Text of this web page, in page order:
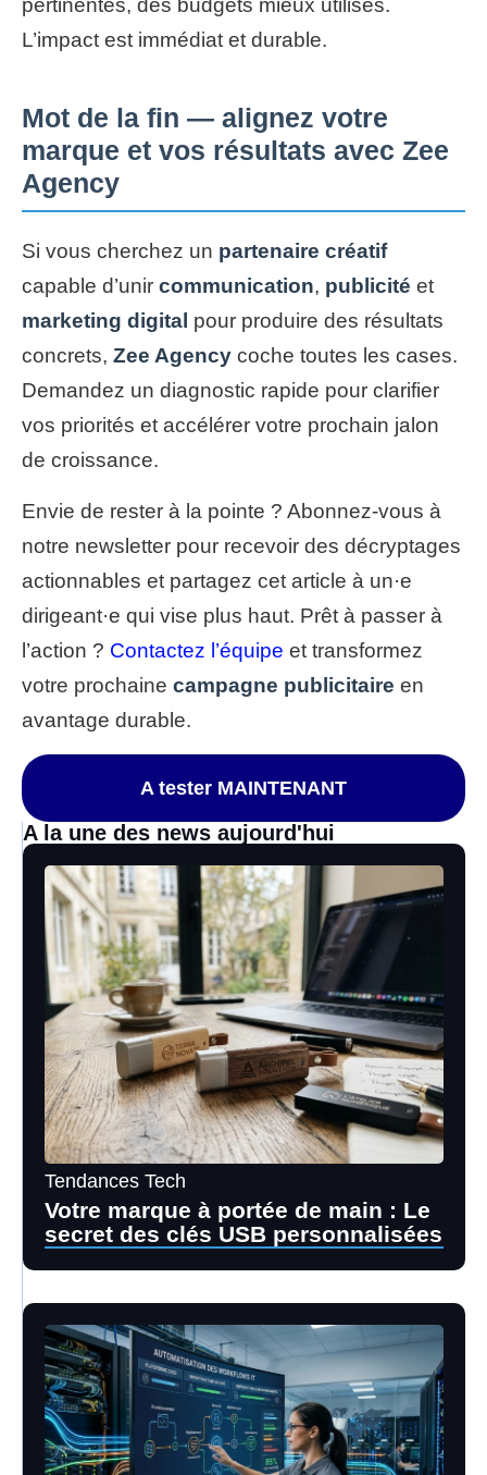
pertinentes, des budgets mieux utilisés.
L’impact est immédiat et durable.
Mot de la fin — alignez votre
marque et vos résultats avec Zee
Agency
Si vous cherchez un partenaire créatif
capable d’unir communication, publicité et
marketing digital pour produire des résultats
concrets, Zee Agency coche toutes les cases.
Demandez un diagnostic rapide pour clarifier
vos priorités et accélérer votre prochain jalon
de croissance.
Envie de rester à la pointe ? Abonnez‑vous à
notre newsletter pour recevoir des décryptages
actionnables et partagez cet article à un·e
dirigeant·e qui vise plus haut. Prêt à passer à
l’action ? Contactez l’équipe et transformez
votre prochaine campagne publicitaire en
avantage durable.
A tester MAINTENANT
A la une des news aujourd'hui
Tendances Tech
Votre marque à portée de main : Le
secret des clés USB personnalisées